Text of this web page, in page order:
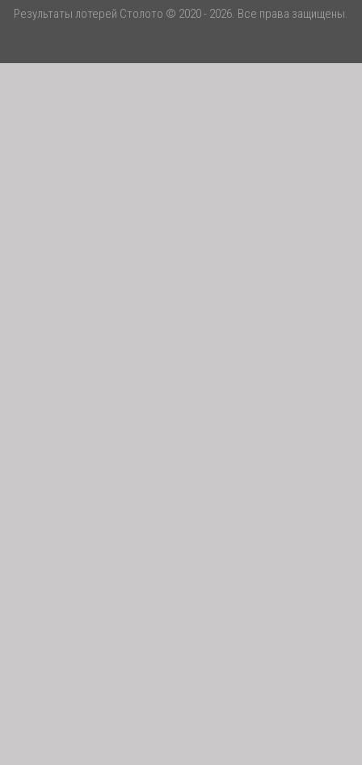
Результаты лотерей Столото © 2020 - 2026. Все права защищены.